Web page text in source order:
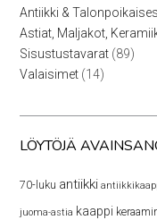
tuotetta
Antiikki &
Astiat, Maljakot,
Sisustustavarat 8989
Valaisimet 1414
LÖYTÖJÄ
70-luku antiikki
juoma-astia kaappi